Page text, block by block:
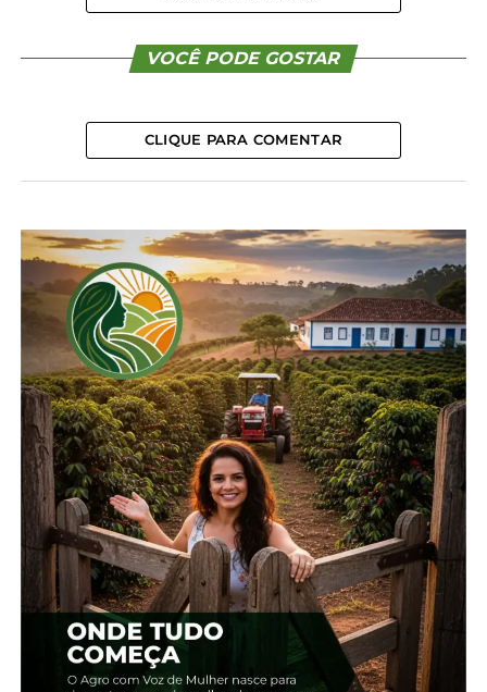
Compartilhe isso:
Facebook 18+
Relacionado
Cotação agrícola para
região de Irati
5 de fevereiro, 2024
Em "Irati"
Cotação agrícola para
região de Irati
15 de fevereiro, 2024
Em "Irati"
Cotação agrícola para a
região de Irati
27 de fevereiro, 2024
Em "Irati"
VOCÊ PODE GOSTAR
CLIQUE PARA COMENTAR